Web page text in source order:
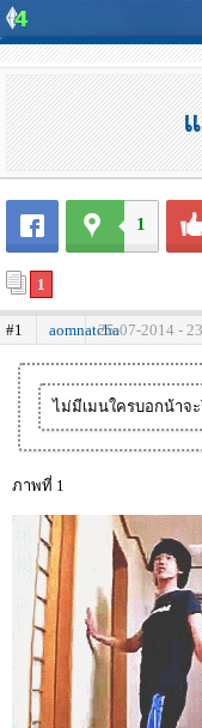
1
1
#1 aomnatcha25-07-2014 -
ไม่มีเมนใครบอกน้าจะ
ภาพที่ 1